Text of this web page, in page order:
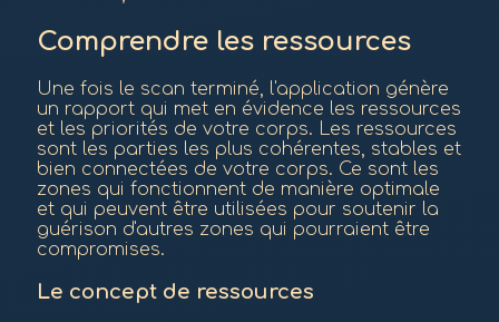
Comprendre les ressources
Une fois le scan terminé, l'application génère
un rapport qui met en évidence les ressources
et les priorités de votre corps. Les ressources
sont les parties les plus cohérentes, stables et
bien connectées de votre corps. Ce sont les
zones qui fonctionnent de manière optimale
et qui peuvent être utilisées pour soutenir la
guérison d'autres zones qui pourraient être
compromises.
Le concept de ressources